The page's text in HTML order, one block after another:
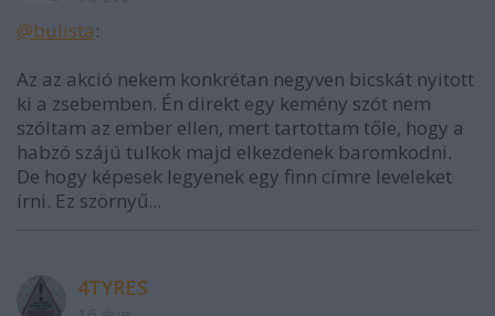
@bulista:
Az az akció nekem konkrétan negyven bicskát nyitott
ki a zsebemben. Én direkt egy kemény szót nem
szóltam az ember ellen, mert tartottam tőle, hogy a
habzó szájú tulkok majd elkezdenek baromkodni.
De hogy képesek legyenek egy finn címre leveleket
írni. Ez szörnyű...
4TYRES